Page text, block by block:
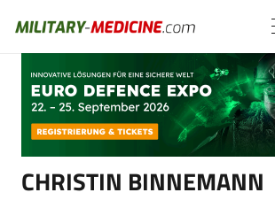
Anzeige
CHRISTIN ­BINNEMANN